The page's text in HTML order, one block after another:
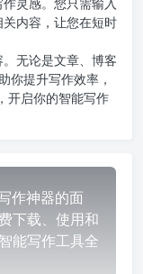
灵感。您只需输入
内容，让您在短时
无论是文章、博客
你提升写作效率，
，开启你的智能写作
作神器的面
下载、使用和
能写作工具全